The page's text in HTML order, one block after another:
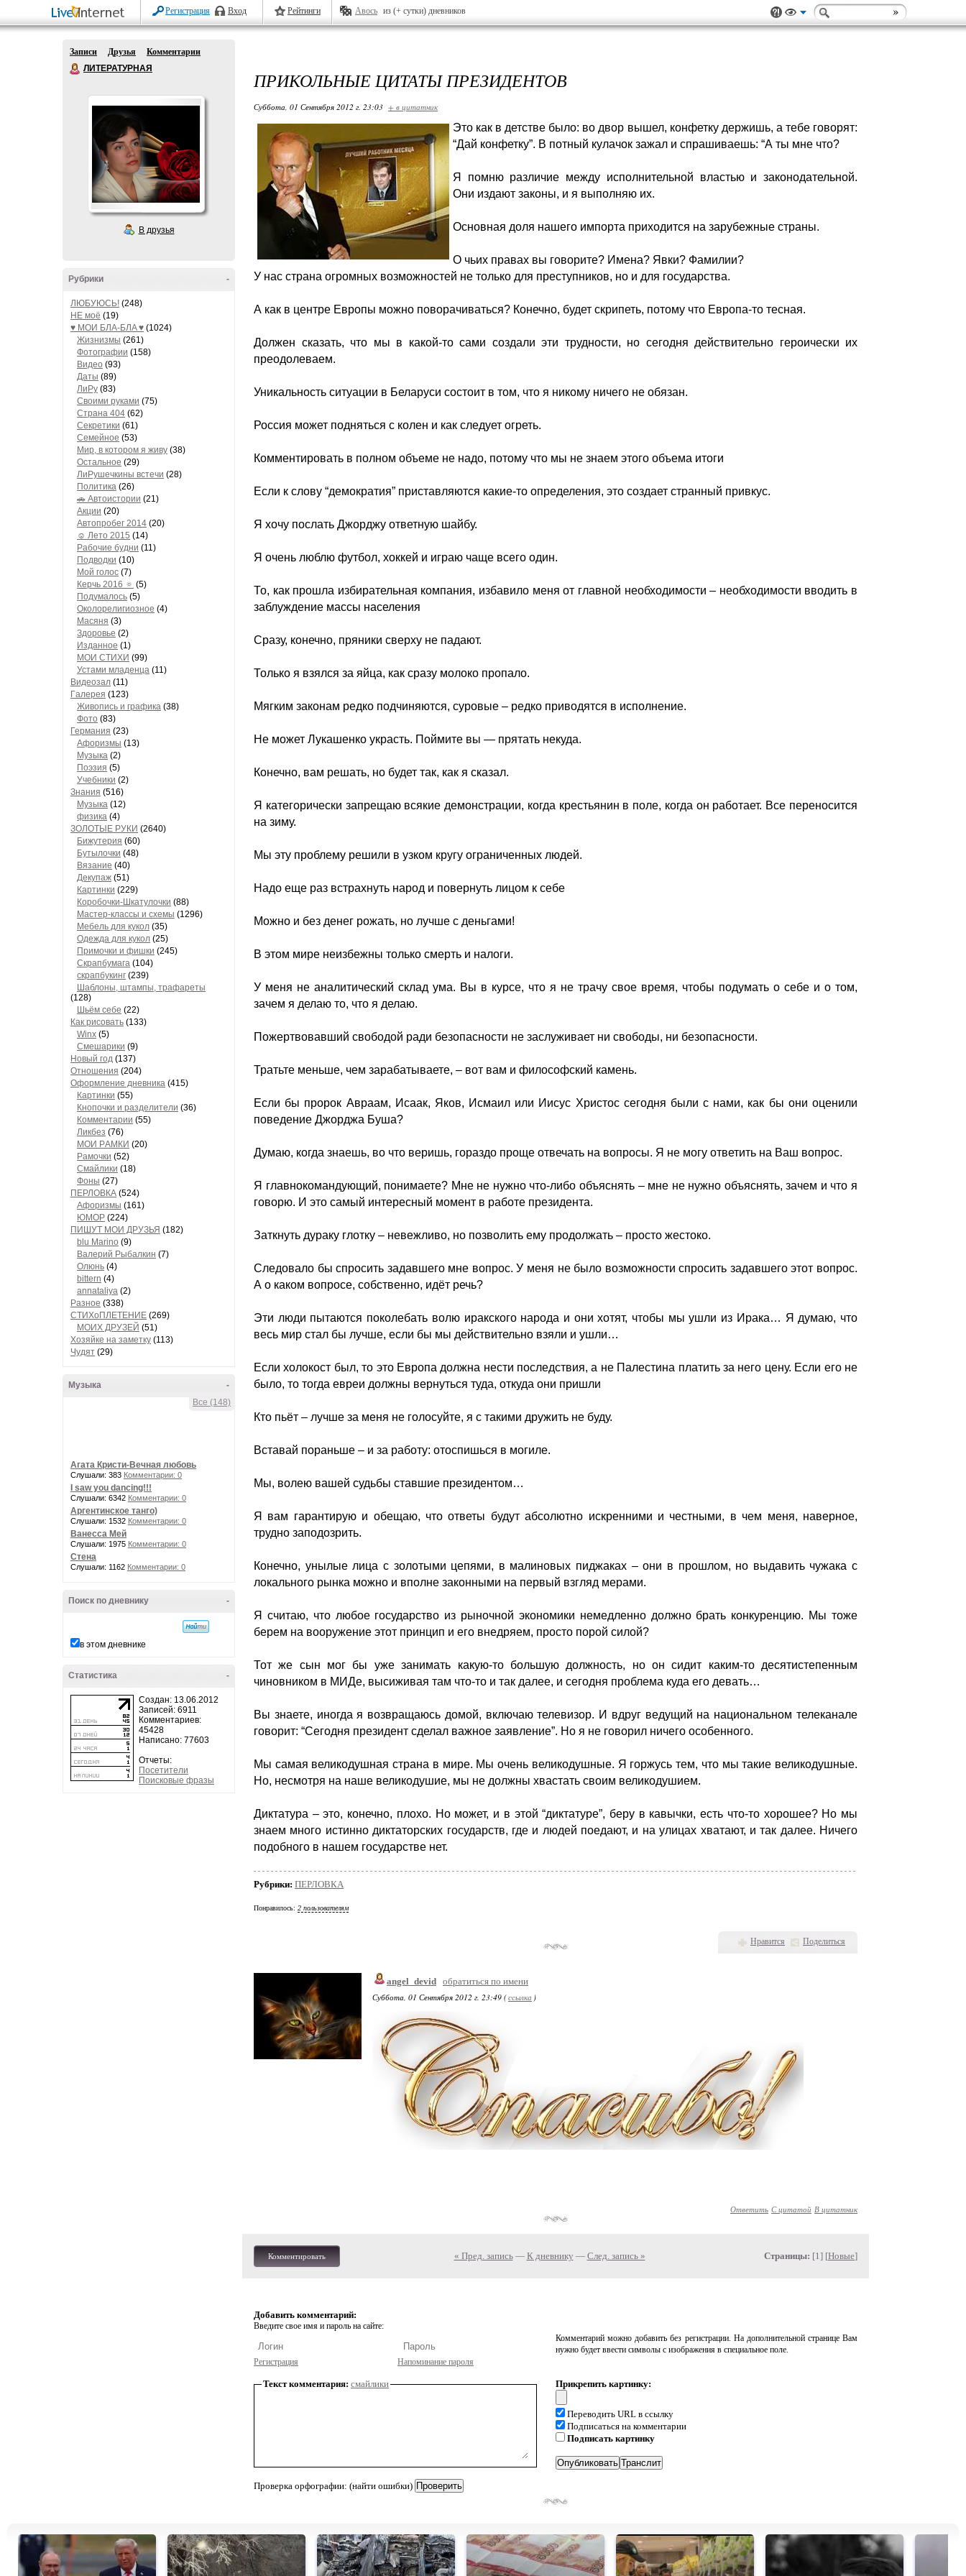
Регистрация Вход Рейтинги Авось из (+ сутки) дневников
Записи Друзья
Комментарии
ЛИТЕРАТУРНАЯ
В друзья
-
Рубрики
ЛЮБУЮСЬ! (248)
НЕ моё (19)
♥ МОИ БЛA-БЛA ♥ (1024)
Жизнизмы (261)
Фотографии (158)
Видео (93)
Даты (89)
ЛиРу (83)
Своими руками (75)
Страна 404 (62)
Секретики (61)
Семейное (53)
Мир, в котором я живу (38)
Остальное (29)
ЛиРушечкины встечи (28)
Политика (26)
🚗 Автоистории (21)
Акции (20)
Автопробег 2014 (20)
☺ Лето 2015 (14)
Рабочие будни (11)
Подводки (10)
Мой голос (7)
Керчь 2016 🔅 (5)
Подумалось (5)
Околорелигиозное (4)
Масяня (3)
Здоровье (2)
Изданное (1)
МОИ СТИХИ (99)
Устами младенца (11)
Видеозал (11)
Гaлерея (123)
Живопись и грaфикa (38)
Фото (83)
Гермaния (23)
Aфоризмы (13)
Музыкa (2)
Поэзия (5)
Учебники (2)
Знания (516)
Музыкa (12)
физика (4)
ЗОЛОТЫЕ РУКИ (2640)
Бижутерия (60)
Бутылочки (48)
Вязaние (40)
Декупaж (51)
Кaртинки (229)
Коробочки-Шкатулочки (88)
Мастер-классы и схемы (1296)
Мебель для кукол (35)
Одеждa для кукол (25)
Примочки и фишки (245)
Скрaпбумaгa (104)
скрапбукинг (239)
Шaблоны, штaмпы, трaфaреты
(128)
Шьём себе (22)
Как рисовать (133)
Winx (5)
Смешарики (9)
Новый год (137)
Отношения (204)
Оформление дневника (415)
Кaртинки (55)
Кнопочки и рaзделители (36)
Комментaрии (55)
Ликбез (76)
МОИ РAМКИ (20)
Рaмочки (52)
Смaйлики (18)
Фоны (27)
ПЕРЛОВКА (524)
Aфоризмы (161)
ЮМОР (224)
ПИШУТ МОИ ДРУЗЬЯ (182)
blu Marino (9)
Валерий Рыбалкин (7)
Олюнь (4)
bittern (4)
annataliya (2)
Разное (338)
СТИХоПЛЕТЕНИЕ (269)
МОИХ ДРУЗЕЙ (51)
Хозяйке на заметку (113)
Чудят (29)
-
Музыка
Все (148)
Агата Кристи-Вечная любовь
Слушали: 383 Комментарии: 0
I saw you dancing!!!
Слушали: 6342 Комментарии: 0
Аргентинское танго)
Слушали: 1532 Комментарии: 0
Ванесса Мей
Слушали: 1975 Комментарии: 0
Стена
Слушали: 1162 Комментарии: 0
-
Поиск по дневнику
в этом дневнике
-
Статистика
Создан: 13.06.2012
Записей: 6911
Комментариев:
45428
Написано: 77603
Отчеты:
Посетители
Поисковые фразы
ПРИКОЛЬНЫЕ ЦИТАТЫ ПРЕЗИДЕНТОВ
Суббота, 01 Сентября 2012 г. 23:03 + в цитатник
Это как в детстве было: во двор вышел, конфетку держишь, а тебе говорят:
“Дай конфетку”. В потный кулачок зажал и спрашиваешь: “А ты мне что?
Я помню различие между исполнительной властью и законодательной.
Они издают законы, и я выполняю их.
Основная доля нашего импорта приходится на зарубежные страны.
О чьих правах вы говорите? Имена? Явки? Фамилии?
У нас страна огромных возможностей не только для преступников, но и для государства.
А как в центре Европы можно поворачиваться? Конечно, будет скрипеть, потому что Европа-то тесная.
Должен сказать, что мы в какой-то сами создали эти трудности, но сегодня действительно героически их
преодолеваем.
Уникальность ситуации в Беларуси состоит в том, что я никому ничего не обязан.
Россия может подняться с колен и как следует огреть.
Комментировать в полном объеме не надо, потому что мы не знаем этого объема итоги
Если к слову “демократия” приставляются какие-то определения, это создает странный привкус.
Я хочу послать Джорджу ответную шайбу.
Я очень люблю футбол, хоккей и играю чаще всего один.
То, как прошла избирательная компания, избавило меня от главной необходимости – необходимости вводить в
заблуждение массы населения
Сразу, конечно, пряники сверху не падают.
Только я взялся за яйца, как сразу молоко пропало.
Мягким законам редко подчиняются, суровые – редко приводятся в исполнение.
Не может Лукашенко украсть. Поймите вы — прятать некуда.
Конечно, вам решать, но будет так, как я сказал.
Я категорически запрещаю всякие демонстрации, когда крестьянин в поле, когда он работает. Все переносится
на зиму.
Мы эту проблему решили в узком кругу ограниченных людей.
Надо еще раз встрахнуть народ и повернуть лицом к себе
Можно и без денег рожать, но лучше с деньгами!
В этом мире неизбежны только смерть и налоги.
У меня не аналитический склад ума. Вы в курсе, что я не трачу свое время, чтобы подумать о себе и о том,
зачем я делаю то, что я делаю.
Пожертвовавший свободой ради безопасности не заслуживает ни свободы, ни безопасности.
Тратьте меньше, чем зарабатываете, – вот вам и философский камень.
Если бы пророк Авраам, Исаак, Яков, Исмаил или Иисус Христос сегодня были с нами, как бы они оценили
поведение Джорджа Буша?
Думаю, когда знаешь, во что веришь, гораздо проще отвечать на вопросы. Я не могу ответить на Ваш вопрос.
Я главнокомандующий, понимаете? Мне не нужно что-либо объяснять – мне не нужно объяснять, зачем и что я
говорю. И это самый интересный момент в работе президента.
Заткнуть дураку глотку – невежливо, но позволить ему продолжать – просто жестоко.
Следовало бы спросить задавшего мне вопрос. У меня не было возможности спросить задавшего этот вопрос.
А о каком вопросе, собственно, идёт речь?
Эти люди пытаются поколебать волю иракского народа и они хотят, чтобы мы ушли из Ирака… Я думаю, что
весь мир стал бы лучше, если бы мы действительно взяли и ушли…
Eсли холокост был, то это Европа должна нести последствия, а не Палестина платить за него цену. Если его не
было, то тогда евреи должны вернуться туда, откуда они пришли
Кто пьёт – лучше за меня не голосуйте, я с такими дружить не буду.
Вставай пораньше – и за работу: отоспишься в могиле.
Мы, волею вашей судьбы ставшие президентом…
Я вам гарантирую и обещаю, что ответы будут абсолютно искренними и честными, в чем меня, наверное,
трудно заподозрить.
Конечно, унылые лица с золотыми цепями, в малиновых пиджаках – они в прошлом, но выдавить чужака с
локального рынка можно и вполне законными на первый взгляд мерами.
Я считаю, что любое государство из рыночной экономики немедленно должно брать конкуренцию. Мы тоже
берем на вооружение этот принцип и его внедряем, просто порой силой?
Тот же сын мог бы уже занимать какую-то большую должность, но он сидит каким-то десятистепенным
чиновником в МИДе, высиживая там что-то и так далее, и сегодня проблема куда его девать…
Вы знаете, иногда я возвращаюсь домой, включаю телевизор. И вдруг ведущий на национальном телеканале
говорит: “Сегодня президент сделал важное заявление”. Но я не говорил ничего особенного.
Мы самая великодушная страна в мире. Мы очень великодушные. Я горжусь тем, что мы такие великодушные.
Но, несмотря на наше великодушие, мы не должны хвастать своим великодушием.
Диктатура – это, конечно, плохо. Но может, и в этой “диктатуре”, беру в кавычки, есть что-то хорошее? Но мы
знаем много истинно диктаторских государств, где и людей поедают, и на улицах хватают, и так далее. Ничего
подобного в нашем государстве нет.
Рубрики: ПЕРЛОВКА
Понравилось: 2 пользователям
Нравится Поделиться
angel_devid обратиться по имени
Суббота, 01 Сентября 2012 г. 23:49 (ссылка )
Ответить С цитатой В цитатник
Комментировать « Пред. запись— К дневнику — След. запись » Страницы: [1] [Новые]
Добавить комментарий:
Введите свое имя и пароль на сайте:
Регистрация Напоминание пароля
Комментарий можно добавить без регистрации. На дополнительной странице Вам
нужно будет ввести символы с изображения в специальное поле.
Текст комментария: смайлики
Проверка орфографии: (найти ошибки)
Прикрепить картинку:
Переводить URL в ссылку
Подписаться на комментарии
Подписать картинку